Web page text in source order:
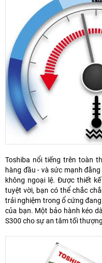
Toshiba nổi tiếng trên toàn
hàng đầu - và sức mạnh
không ngoại lệ. Được thiết
tuyệt vời, bạn có thể chắc
trải nghiệm trong ổ cứng
của bạn. Một bảo hành kéo
S300 cho sự an tâm tối